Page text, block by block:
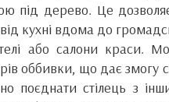
під дерево. Це дозволяє
кухні вдома до
або салони краси.
оббивки, що дає змогу
поєднати стілець з